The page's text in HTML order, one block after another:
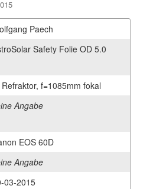
Paech
Safety Folie OD 5.0
f=1085mm fokal
Angabe
EOS 60D
Angabe
03-2015